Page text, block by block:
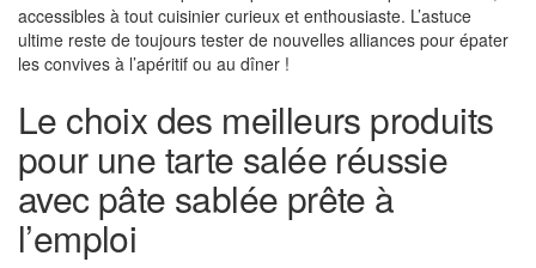
accessibles à tout cuisinier curieux et enthousiaste. L’astuce
ultime reste de toujours tester de nouvelles alliances pour épater
les convives à l’apéritif ou au dîner !
Le choix des meilleurs produits
pour une tarte salée réussie
avec pâte sablée prête à
l’emploi